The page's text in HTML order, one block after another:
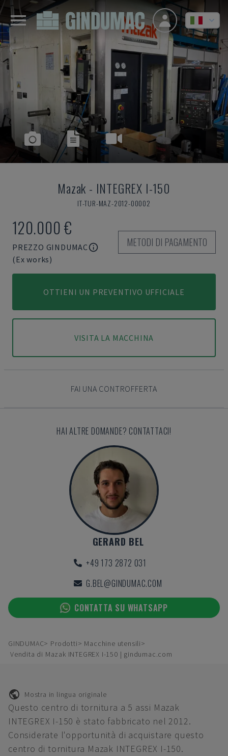
Mazak - INTEGREX I-150
IT-TUR-MAZ-2012-00002
120.000 €
PREZZO GINDUMAC
(Ex works)
METODI DI PAGAMENTO
OTTIENI UN PREVENTIVO UFFICIALE
VISITA LA MACCHINA
FAI UNA CONTROFFERTA
HAI ALTRE DOMANDE? CONTATTACI!
GERARD BEL
+49 173 2872 031
G.BEL@GINDUMAC.COM
CONTATTA SU WHATSAPP
GINDUMAC Prodotti
Macchine utensili
Vendita di Mazak INTEGREX I-150 | gindumac.com
Mostra in lingua originale
Questo centro di tornitura a 5 assi Mazak
INTEGREX I-150 è stato fabbricato nel 2012.
Considerate l'opportunità di acquistare questo
centro di tornitura Mazak INTEGREX I-150.